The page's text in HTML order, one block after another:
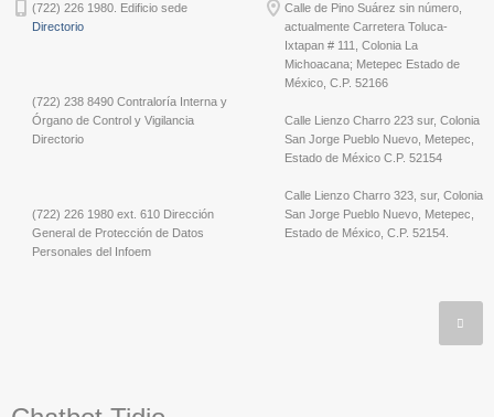
(722) 226 1980. Edificio sede
Directorio
(722) 238 8490 Contraloría Interna y
Órgano de Control y Vigilancia
Directorio
(722) 226 1980 ext. 610 Dirección
General de Protección de Datos
Personales del Infoem
Calle de Pino Suárez sin número,
actualmente Carretera Toluca-
Ixtapan # 111, Colonia La
Michoacana; Metepec Estado de
México, C.P. 52166
Calle Lienzo Charro 223 sur, Colonia
San Jorge Pueblo Nuevo, Metepec,
Estado de México C.P. 52154
Calle Lienzo Charro 323, sur, Colonia
San Jorge Pueblo Nuevo, Metepec,
Estado de México, C.P. 52154.